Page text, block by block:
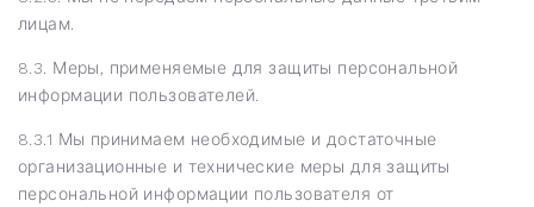
лицам.
8.3. Меры, применяемые для защиты персональной
информации пользователей.
8.3.1 Мы принимаем необходимые и достаточные
организационные и технические меры для защиты
персональной информации пользователя от